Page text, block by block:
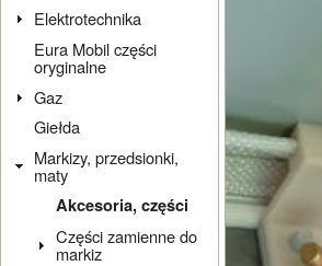
Elektrotechnika
Eura Mobil części
oryginalne
Gaz
Giełda
Markizy, przedsionki,
maty
Akcesoria, części
Części zamienne do
markiz